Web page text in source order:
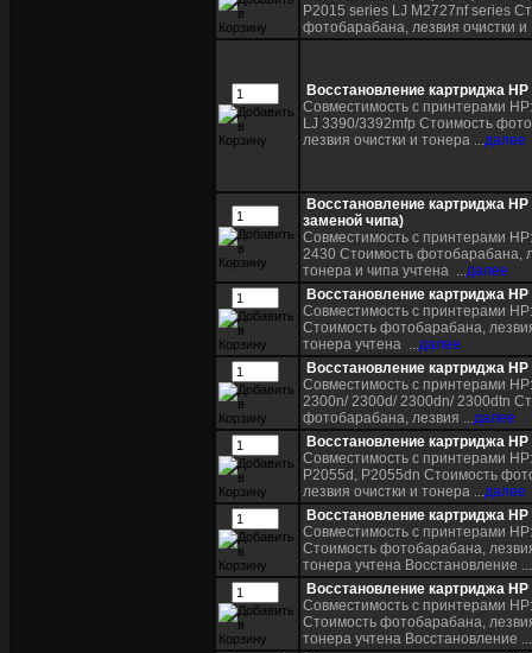
P2015 series LJ M2727nf series
фотобарабана, лезвия очистки и
Восстановление картриджа HP
Совместимость с принтерами
LJ 3390/3392mfp Стоимость
лезвия очистки и тонера ...далее
Восстановление картриджа HP
заменой чипа)
Совместимость с принтерами
2430 Стоимость фотобарабана,
тонера и чипа учтена ...далее
Восстановление картриджа
Совместимость с принтерами
Стоимость фотобарабана,
тонера учтена ...далее
Восстановление картриджа HP
Совместимость с принтерами
2300n/ 2300d/ 2300dn/ 2300dtn
фотобарабана, лезвия ...далее
Восстановление картриджа HP
Совместимость с принтерами
P2055d, P2055dn Стоимость
лезвия очистки и тонера ...далее
Восстановление картриджа
Совместимость с принтерами
Стоимость фотобарабана,
тонера учтена Восстановление ...
Восстановление картриджа HP
Совместимость с принтерами
Стоимость фотобарабана,
тонера учтена Восстановление ...